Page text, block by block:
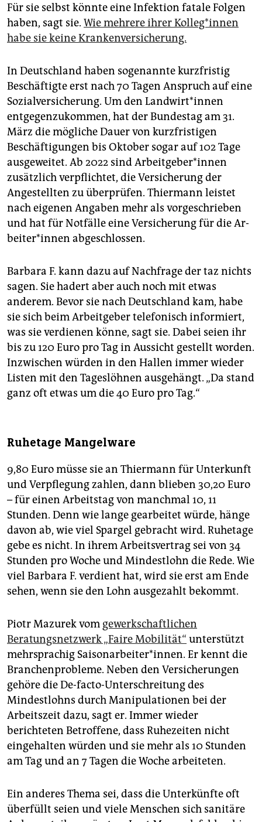
Für sie selbst könnte eine Infektion fatale Folgen
haben, sagt sie. Wie mehrere ihrer Kol­le­g*in­nen
habe sie keine Krankenversicherung.
In Deutschland haben sogenannte kurzfristig
Beschäftigte erst nach 70 Tagen Anspruch auf eine
Sozialversicherung. Um den Land­wir­t*in­nen
entgegenzukommen, hat der Bundestag am 31.
März die mögliche Dauer von kurzfristigen
Beschäftigungen bis Oktober sogar auf 102 Tage
ausgeweitet. Ab 2022 sind Ar­beit­ge­be­r*in­nen
zusätzlich verpflichtet, die Versicherung der
Angestellten zu überprüfen. Thiermann leistet
nach eigenen Angaben mehr als vorgeschrieben
und hat für Notfälle eine Versicherung für die Ar­
bei­te­r*in­nen abgeschlossen.
Barbara F. kann dazu auf Nachfrage der taz nichts
sagen. Sie hadert aber auch noch mit etwas
anderem. Bevor sie nach Deutschland kam, habe
sie sich beim Arbeitgeber telefonisch informiert,
was sie verdienen könne, sagt sie. Dabei seien ihr
bis zu 120 Euro pro Tag in Aussicht gestellt worden.
Inzwischen würden in den Hallen immer wieder
Listen mit den Tageslöhnen ausgehängt. „Da stand
ganz oft etwas um die 40 Euro pro Tag.“
Ruhetage Mangelware
9,80 Euro müsse sie an Thiermann für Unterkunft
und Verpflegung zahlen, dann blieben 30,20 Euro
– für einen Arbeitstag von manchmal 10, 11
Stunden. Denn wie lange gearbeitet würde, hänge
davon ab, wie viel Spargel gebracht wird. Ruhetage
gebe es nicht. In ihrem Arbeitsvertrag sei von 34
Stunden pro Woche und Mindestlohn die Rede. Wie
viel Barbara F. verdient hat, wird sie erst am Ende
sehen, wenn sie den Lohn ausgezahlt bekommt.
Piotr Mazurek vom gewerkschaftlichen
Beratungsnetzwerk „Faire Mobilität“ unterstützt
mehrsprachig Sai­son­ar­bei­te­r*in­nen. Er kennt die
Branchenprobleme. Neben den Versicherungen
gehöre die De-facto-Unterschreitung des
Mindestlohns durch Manipulationen bei der
Arbeitszeit dazu, sagt er. Immer wieder
berichteten Betroffene, dass Ruhezeiten nicht
eingehalten würden und sie mehr als 10 Stunden
am Tag und an 7 Tagen die Woche arbeiteten.
Ein anderes Thema sei, dass die Unterkünfte oft
überfüllt seien und viele Menschen sich sanitäre